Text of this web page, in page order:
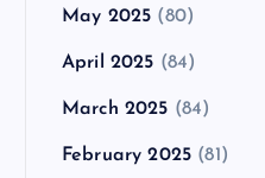
May 2025 (80)
April 2025 (84)
March 2025 (84)
February 2025 (81)